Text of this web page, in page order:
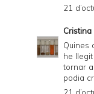
21
Cristina
Quines
he
tornar
podia